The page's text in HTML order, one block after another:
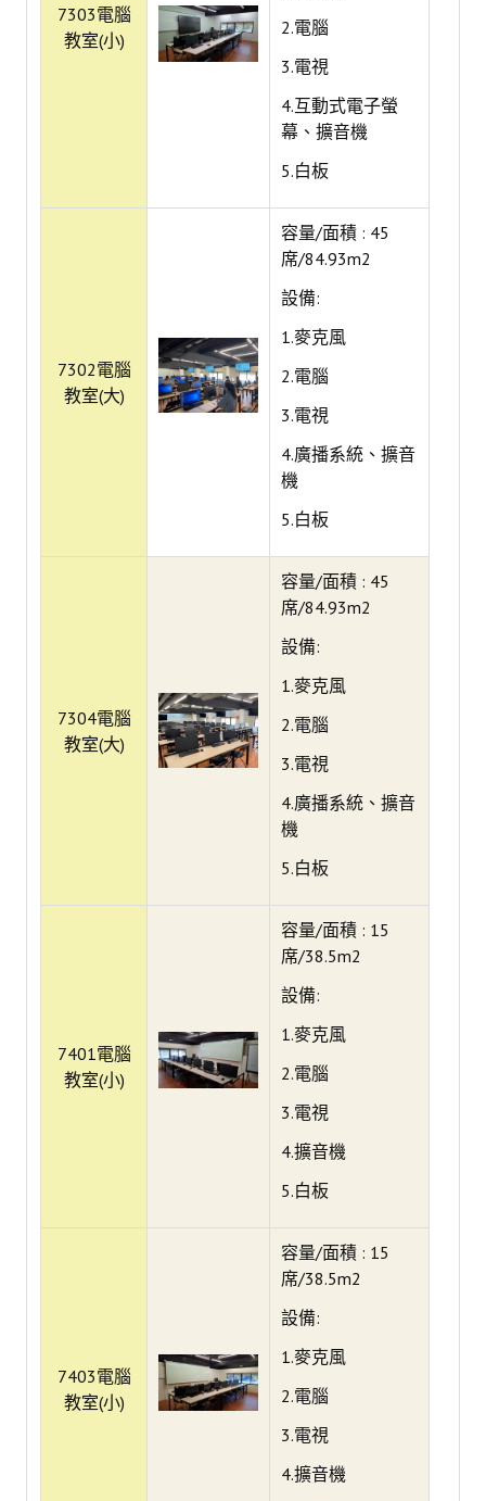
電子期刊與資料庫
Turnitin 原創比對
Wass國家圖書館學位論文相似檢測輔助系統
數位學習專區
空間借用系統
友善報修
高師大APP
系所評鑑看這裡
7303電腦
教室(小)
2.電腦
3.電視
4.互動式電子螢
幕、擴音機
5.白板
7302電腦
教室(大)
容量/面積 : 45
席/84.93m2
設備:
1.麥克風
2.電腦
3.電視
4.廣播系統、擴音
機
5.白板
7304電腦
教室(大)
容量/面積 : 45
席/84.93m2
設備:
1.麥克風
2.電腦
3.電視
4.廣播系統、擴音
機
5.白板
7401電腦
教室(小)
容量/面積 : 15
席/38.5m2
設備:
1.麥克風
2.電腦
3.電視
4.擴音機
5.白板
7403電腦
教室(小)
容量/面積 : 15
席/38.5m2
設備:
1.麥克風
2.電腦
3.電視
4.擴音機